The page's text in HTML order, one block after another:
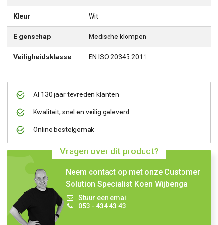
Al 130 jaar tevreden klanten
Kwaliteit, snel en veilig geleverd
Online bestelgemak
Vragen over dit product?
Neem contact op met onze Customer
Solution Specialist Koen Wijbenga
Stuur een email
053 - 434 43 43
Kleur Wit
Eigenschap Medische klompen
Veiligheidsklasse EN ISO 20345:2011